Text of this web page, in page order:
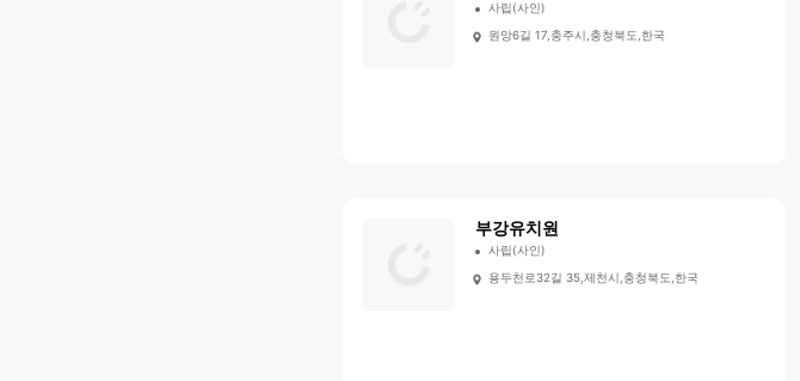
사립(사인)
원앙6길 17,충주시,충청북도,한국
부강유치원
사립(사인)
용두천로32길 35,제천시,충청북도,한국